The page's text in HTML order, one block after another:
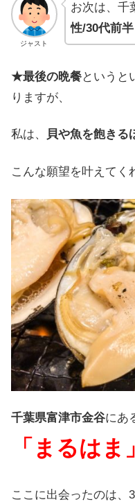
ジャスト
お次は、千
性/30代前半
★最後の晩餐と いうと
りますが、
私は、 貝や魚を飽きる
こんな願望を叶えて く
千葉県富津市金谷にあ
「 まるはま 」
ここに出会ったのは、